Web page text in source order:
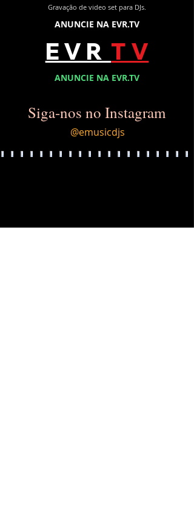
Gravação de video set para DJs.
ANUNCIE NA EVR.TV
E V R T V
ANUNCIE NA EVR.TV
Siga-nos no Instagram
@emusicdjs